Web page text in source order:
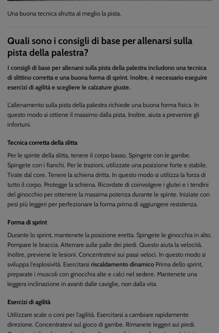
Una buona tecnica sfrutta al meglio la pista.
Quali sono i consigli di base per allenarsi sulla
pista della palestra?
I consigli di base per allenarsi sulla pista della palestra includono una tecnica
di slittino corretta e una buona forma di sprint. Inoltre, è necessario eseguire
esercizi di agilità e scegliere le calzature giuste.
L'allenamento sulla pista della palestra richiede una buona forma fisica. In
questo modo si ottiene il massimo dalla pista. Inoltre, aiuta a prevenire gli
infortuni.
Tecnica corretta della slitta
Per le spinte della slitta, tenere il corpo basso. Spingete con le gambe.
Spingete con i fianchi. Per le trazioni, utilizzate una posizione forte e stabile.
Tirate dal core. Tenere la schiena dritta. In questo modo si utilizza la forza di
tutto il corpo. Protegge la schiena. Ricordate di coinvolgere i glutei e i tendini
del ginocchio per ottenere la massima potenza durante le spinte. Iniziate con
pesi più leggeri per perfezionare la forma prima di aggiungere resistenza.
Forma di sprint
Durante lo sprint, mantenete la posizione eretta. Spingete le ginocchia in alto.
Pompare le braccia. Atterrare sulle palle dei piedi. Questo aiuta la velocità.
Inoltre, previene le lesioni. Concentratevi sui passi veloci. In questo modo si
sviluppa l'esplosività. Esercitarsi riscaldamento dinamico Prima dello sprint,
preparate i muscoli con ginocchia alte e calci nel sedere. Mantenete una
leggera inclinazione in avanti dalle caviglie, non dalla vita.
Esercizi di agilità
Utilizzare scale o coni per l'agilità. Esercitarsi a cambiare rapidamente
direzione. Concentratevi sul gioco di gambe. Rimanete leggeri sui piedi.